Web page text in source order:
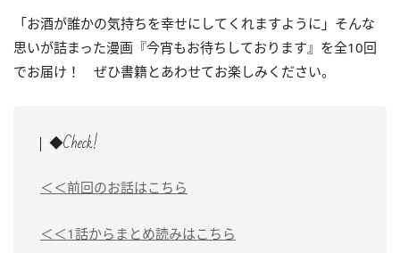
「お酒が誰かの気持ちを幸せにしてくれますように」そんな
思いが詰まった漫画『今宵もお待ちしております』を全10回
でお届け！ ぜひ書籍とあわせてお楽しみください。
◆Check!
＜＜前回のお話はこちら
＜＜1話からまとめ読みはこちら